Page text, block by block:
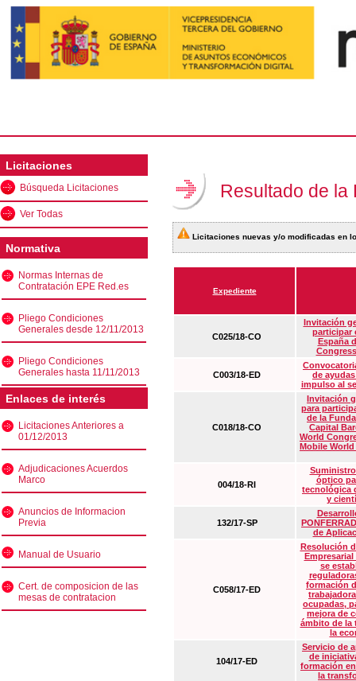
Licitaciones
Búsqueda Licitaciones
Ver Todas
Normativa
Normas Internas de
Contratación EPE Red.es
Pliego Condiciones
Generales desde 12/11/2013
Pliego Condiciones
Generales hasta 11/11/2013
Enlaces de interés
Licitaciones Anteriores a
01/12/2013
Adjudicaciones Acuerdos
Marco
Anuncios de Informacion
Previa
Manual de Usuario
Cert. de composicion de las
mesas de contratacion
Resultado de la
Licitaciones nuevas y/o modificadas en
Expediente
C025/18-CO
Invitación
participar
España
C003/18-ED
de
impulso al
C018/18-CO
Invitación
para
de la
Capital
World
Mobile
004/18-RI
óptico
tecnológica
y
132/17-SP
de
C058/17-ED
Resolución
Empresarial
se
formación
ocupadas,
mejora de
ámbito de la
la
104/17-ED
Servicio de
de
formación
la